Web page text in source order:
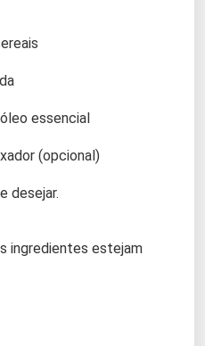
essencial
(opcional)
desejar.
ingredientes estejam